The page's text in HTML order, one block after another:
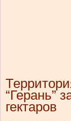
“Герань”
гектаров